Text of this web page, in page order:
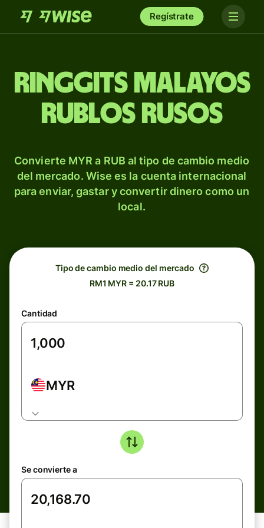
Regístrate
Ringgits malayos
rublos rusos
Convierte MYR a RUB al tipo de cambio medio
del mercado. Wise es la cuenta internacional
para enviar, gastar y convertir dinero como un
local.
Tipo de cambio medio del mercado
RM1 MYR = 20.17 RUB
Cantidad
MYR
Se convierte a